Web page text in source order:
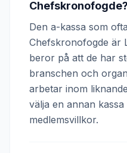
Chefskronofogde?
Den a-kassa som
Chefskronofogde är
beror på att de har
branschen och
arbetar inom
välja en annan
medlemsvillkor.